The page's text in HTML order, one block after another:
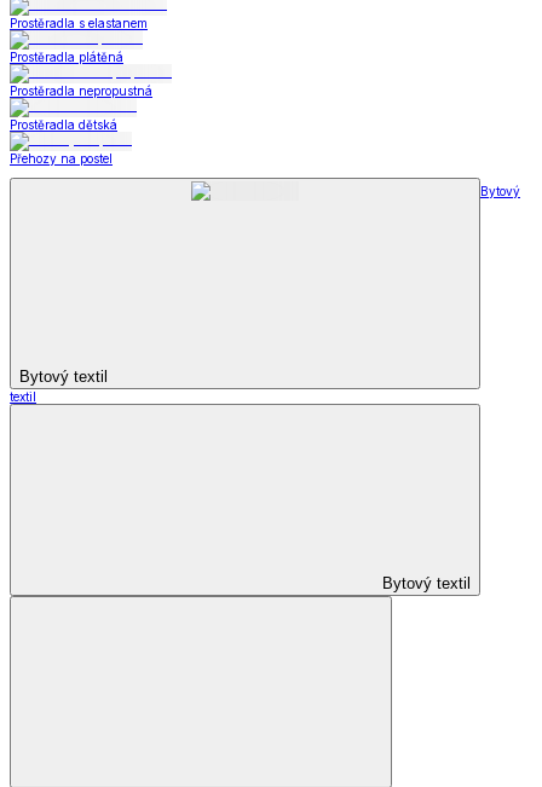
Prostěradla s elastanem
Prostěradla plátěná
Prostěradla nepropustná
Prostěradla dětská
Přehozy na postel
Bytový textil
Bytový
textil
Bytový textil